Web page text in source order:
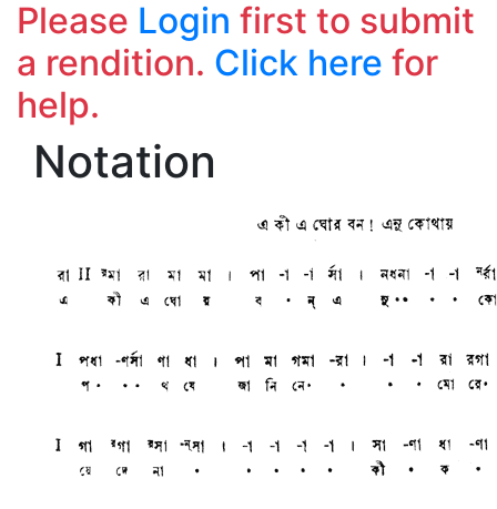
Please Login first to submit
a rendition. Click here for
help.
Notation